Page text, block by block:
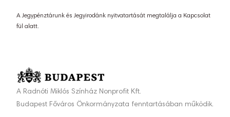
A Jegypénztárunk és Jegyirodánk nyitvatartását megtalálja a Kapcsolat
fül alatt.
A Radnóti Miklós Színház Nonprofit Kft.
Budapest Főváros Önkormányzata fenntartásában működik.